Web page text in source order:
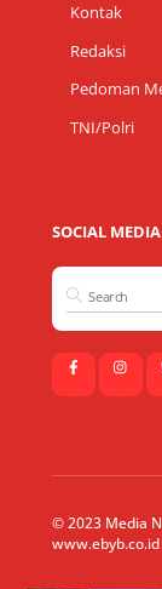
Kontak
Redaksi
Pedoman
TNI/Polri
SOCIAL MEDIA
© 2023 Media
www.ebyb.co.id